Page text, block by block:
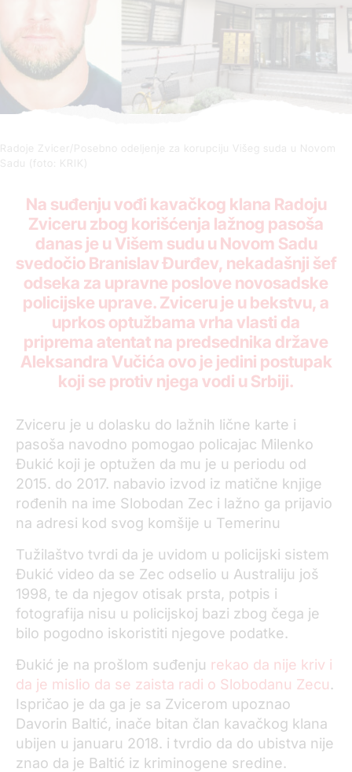
Radoje Zvicer/Posebno odeljenje za korupciju Višeg suda u Novom
Sadu (foto: KRIK)
Na suđenju vođi kavačkog klana Radoju
Zviceru zbog korišćenja lažnog pasoša
danas je u Višem sudu u Novom Sadu
svedočio Branislav Đurđev, nekadašnji šef
odseka za upravne poslove novosadske
policijske uprave. Zviceru je u bekstvu, a
uprkos optužbama vrha vlasti da
priprema atentat na predsednika države
Aleksandra Vučića ovo je jedini postupak
koji se protiv njega vodi u Srbiji.
Zviceru je u dolasku do lažnih lične karte i
pasoša navodno pomogao policajac Milenko
Đukić koji je optužen da mu je u periodu od
2015. do 2017. nabavio izvod iz matične knjige
rođenih na ime Slobodan Zec i lažno ga prijavio
na adresi kod svog komšije u Temerinu
Tužilaštvo tvrdi da je uvidom u policijski sistem
Đukić video da se Zec odselio u Australiju još
1998, te da njegov otisak prsta, potpis i
fotografija nisu u policijskoj bazi zbog čega je
bilo pogodno iskoristiti njegove podatke.
Đukić je na prošlom suđenju rekao da nije kriv i
da je mislio da se zaista radi o Slobodanu Zecu.
Ispričao je da ga je sa Zvicerom upoznao
Davorin Baltić, inače bitan član kavačkog klana
ubijen u januaru 2018. i tvrdio da do ubistva nije
znao da je Baltić iz kriminogene sredine.